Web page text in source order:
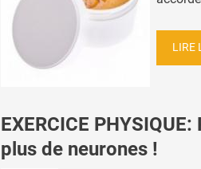
LIRE
EXERCICE
plus de neurones !